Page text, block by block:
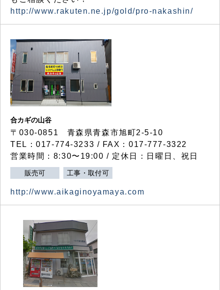
http://www.rakuten.ne.jp/gold/pro-nakashin/
合カギの山谷
〒030-0851 青森県青森市旭町2-5-10
TEL：017-774-3233 / FAX：017-777-3322
営業時間：8:30〜19:00 / 定休日：日曜日、祝日
販売可 工事・取付可
http://www.aikaginoyamaya.com